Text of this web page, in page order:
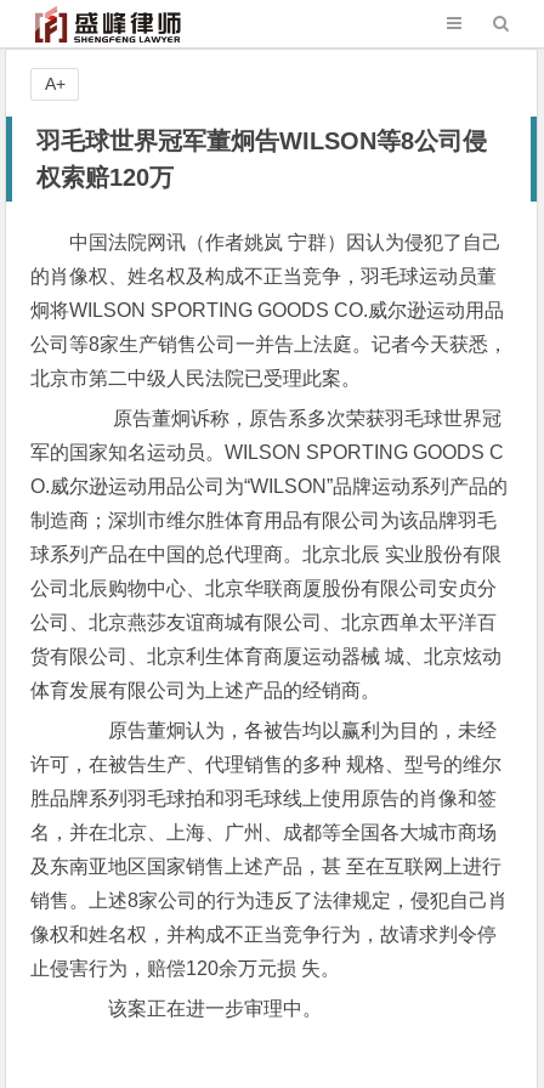
羽毛球世界冠军董炯告WILSON等8公司侵
权索赔120万
中国法院网讯（作者姚岚 宁群）因认为侵犯了自己
的肖像权、姓名权及构成不正当竞争，羽毛球运动员董
炯将WILSON SPORTING GOODS CO.威尔逊运动用品
公司等8家生产销售公司一并告上法庭。记者今天获悉，
北京市第二中级人民法院已受理此案。
原告董炯诉称，原告系多次荣获羽毛球世界冠
军的国家知名运动员。WILSON SPORTING GOODS C
O.威尔逊运动用品公司为“WILSON”品牌运动系列产品的
制造商；深圳市维尔胜体育用品有限公司为该品牌羽毛
球系列产品在中国的总代理商。北京北辰 实业股份有限
公司北辰购物中心、北京华联商厦股份有限公司安贞分
公司、北京燕莎友谊商城有限公司、北京西单太平洋百
货有限公司、北京利生体育商厦运动器械 城、北京炫动
体育发展有限公司为上述产品的经销商。
原告董炯认为，各被告均以赢利为目的，未经
许可，在被告生产、代理销售的多种 规格、型号的维尔
胜品牌系列羽毛球拍和羽毛球线上使用原告的肖像和签
名，并在北京、上海、广州、成都等全国各大城市商场
及东南亚地区国家销售上述产品，甚 至在互联网上进行
销售。上述8家公司的行为违反了法律规定，侵犯自己肖
像权和姓名权，并构成不正当竞争行为，故请求判令停
止侵害行为，赔偿120余万元损 失。
该案正在进一步审理中。
A+